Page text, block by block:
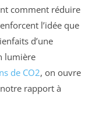
comment réduire
l’idée que
d’une
lumière
de CO2, on ouvre
rapport à